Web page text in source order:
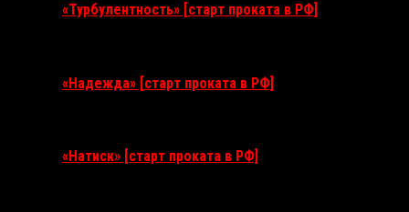
«Турбулентность» [старт проката в РФ]
«Надежда» [старт проката в РФ]
«Натиск» [старт проката в РФ]